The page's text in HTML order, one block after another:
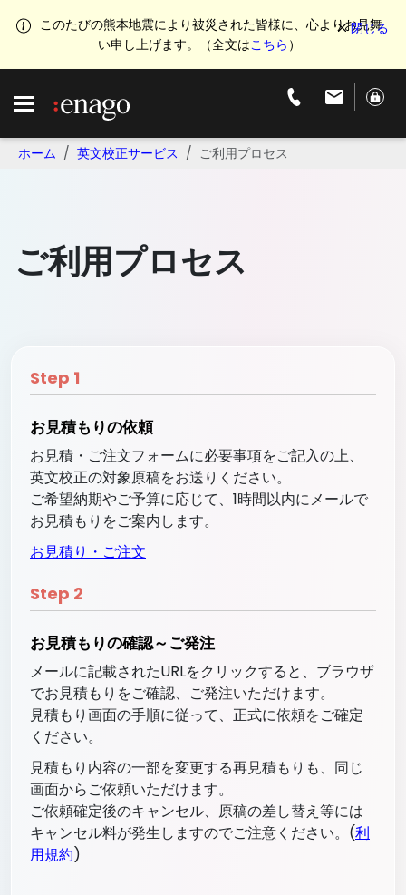
このたびの熊本地震により被災された皆様に、心よりお見舞
い申し上げます。（全文はこちら ）
ホーム 英文校正サービス ご利用プロセス
ご利用プロセス
Step 1
お見積もりの依頼
お見積・ご注文フォームに必要事項をご記入の上、
英文校正の対象原稿をお送りください。
ご希望納期やご予算に応じて、1時間以内にメールで
お見積もりをご案内します。
お見積り・ご注文
Step 2
お見積もりの確認～ご発注
メールに記載されたURLをクリックすると、ブラウザ
でお見積もりをご確認、ご発注いただけます。
見積もり画面の手順に従って、正式に依頼をご確定
ください。
見積もり内容の一部を変更する再見積もりも、同じ
画面からご依頼いただけます。
ご依頼確定後のキャンセル、原稿の差し替え等には
キャンセル料が発生しますのでご注意ください。(利
用規約)